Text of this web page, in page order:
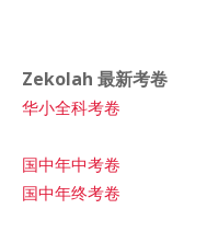
Zekolah 最新考卷
华小全科考卷
国中年中考卷
国中年终考卷